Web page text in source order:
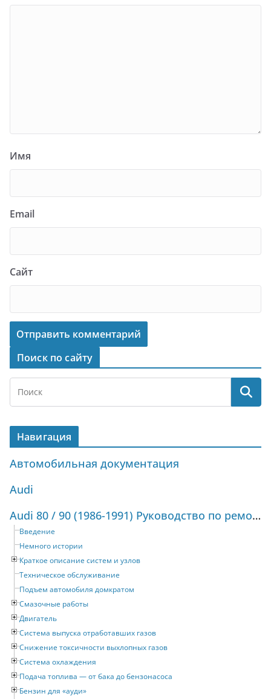
Имя
Email
Сайт
Поиск по сайту
Навигация
Автомобильная документация
Audi
Audi 80 / 90 (1986-1991) Руководство по ремонту и техническому обслуживанию
Введение
Немного истории
Краткое описание систем и узлов
Техническое обслуживание
Подъем автомобиля домкратом
Смазочные работы
Двигатель
Система выпуска отработавших газов
Снижение токсичности выхлопных газов
Система охлаждения
Подача топлива — от бака до бензонасоса
Бензин для «ауди»